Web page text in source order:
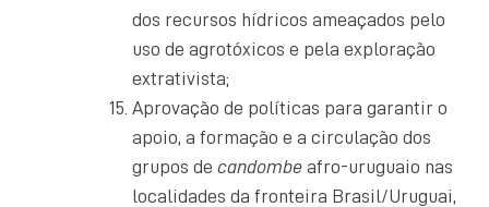
dos recursos hídricos ameaçados pelo
uso de agrotóxicos e pela exploração
extrativista;
Aprovação de políticas para garantir o
apoio, a formação e a circulação dos
grupos de candombe afro-uruguaio nas
localidades da fronteira Brasil/Uruguai,